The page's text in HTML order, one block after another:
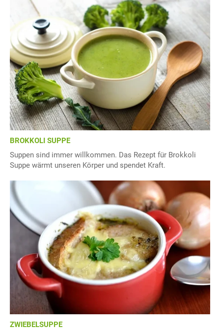
BROKKOLI SUPPE
Suppen sind immer willkommen. Das Rezept für Brokkoli
Suppe wärmt unseren Körper und spendet Kraft.
ZWIEBELSUPPE